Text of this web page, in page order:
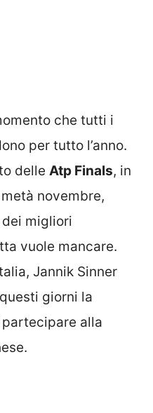
che tutti i
per tutto l’anno.
delle Atp Finals, in
novembre,
dei migliori
vuole mancare.
Jannik Sinner
giorni la
alla